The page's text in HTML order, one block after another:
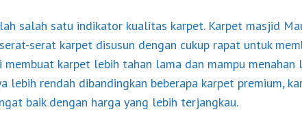
salah satu indikator kualitas karpet. Karpet masjid
serat karpet disusun dengan cukup rapat untuk
membuat karpet lebih tahan lama dan mampu
lebih rendah dibandingkan beberapa karpet premium,
baik dengan harga yang lebih terjangkau.